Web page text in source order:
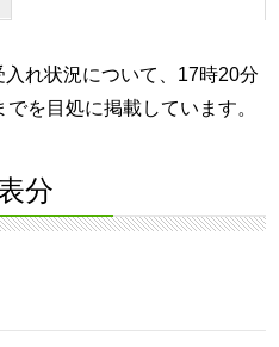
れ状況について、17時20分
を目処に掲載しています。
分